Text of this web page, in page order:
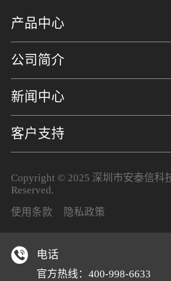
产品中心
公司简介
新闻中心
客户支持
Copyright © 2025 深圳市安泰信科
Reserved.
使用条款
隐私政策
电话
官方热线：400-998-6633